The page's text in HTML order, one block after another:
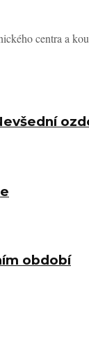
centra a
období